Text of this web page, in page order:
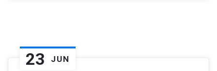
23 JUN